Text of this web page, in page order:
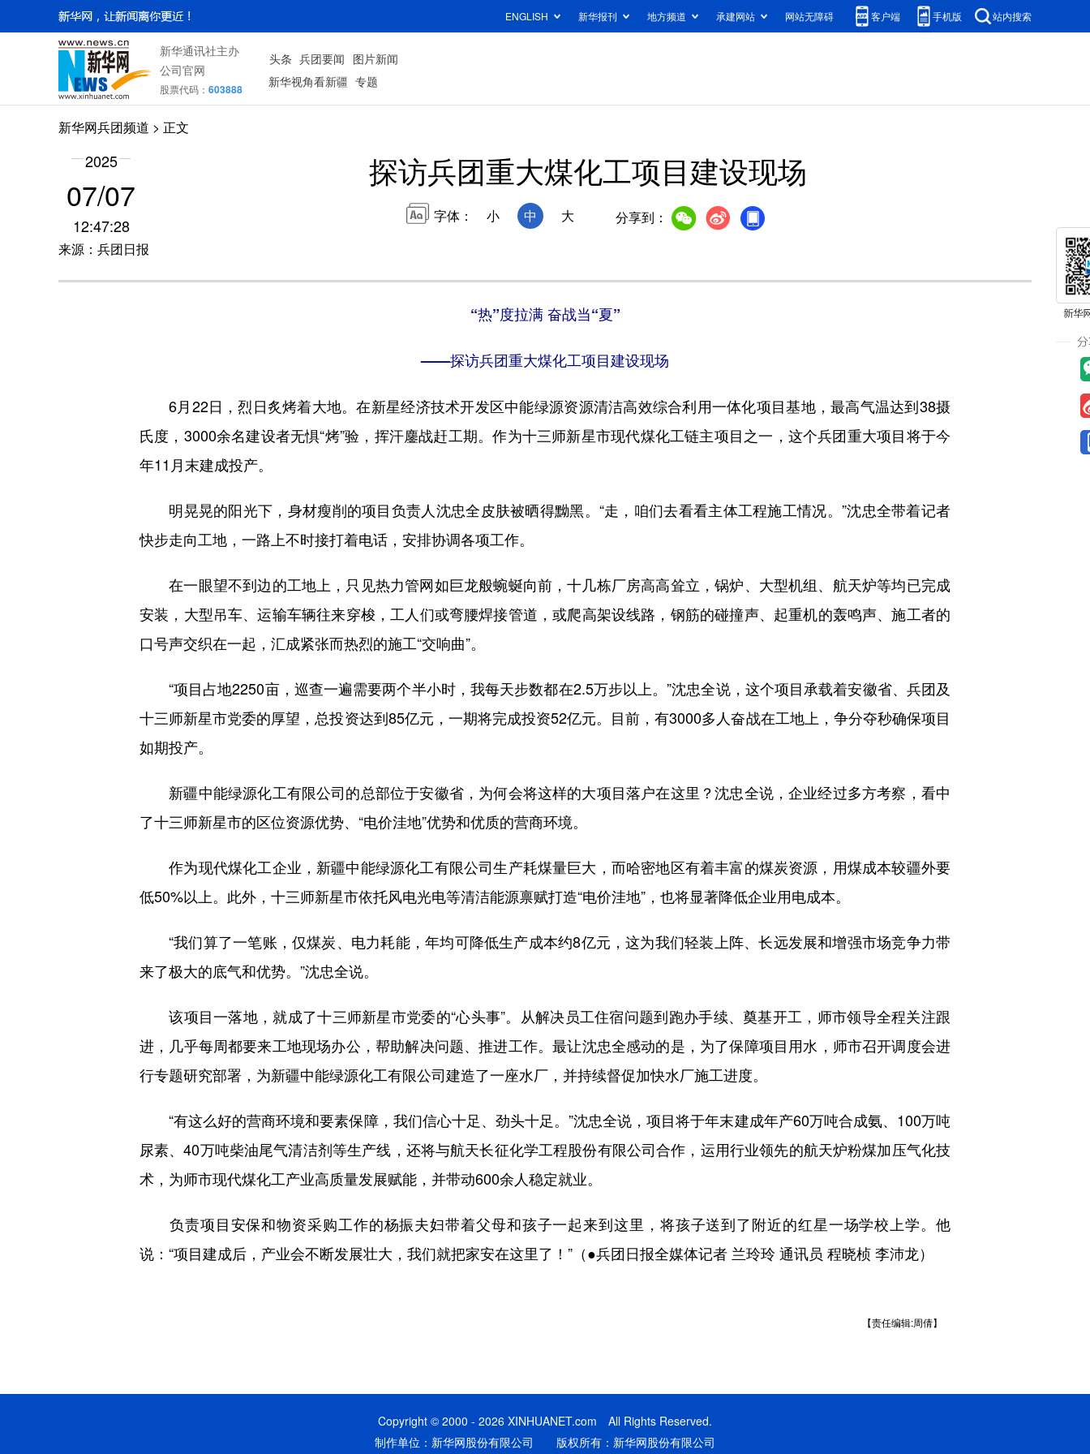
ENGLISH 新华报刊 地方频道 承建网站 网站无障碍 客户端 手机版 站内搜索
新华通讯社主办
公司官网
股票代码： 603888
头条 兵团要闻 图片新闻
新华视角看新疆 专题
新华网兵团频道 > 正文
2025
07/07
12:47:28
来源：兵团日报
探访兵团重大煤化工项目建设现场
字体： 小 中 大 分享到：
“热”度拉满 奋战当“夏”
——探访兵团重大煤化工项目建设现场
6月22日，烈日炙烤着大地。在新星经济技术开发区中能绿源资源清洁高效综合利用一体化项目基地，最高气温达到38摄
氏度，3000余名建设者无惧“烤”验，挥汗鏖战赶工期。作为十三师新星市现代煤化工链主项目之一，这个兵团重大项目将于今
年11月末建成投产。
明晃晃的阳光下，身材瘦削的项目负责人沈忠全皮肤被晒得黝黑。“走，咱们去看看主体工程施工情况。”沈忠全带着记者
快步走向工地，一路上不时接打着电话，安排协调各项工作。
在一眼望不到边的工地上，只见热力管网如巨龙般蜿蜒向前，十几栋厂房高高耸立，锅炉、大型机组、航天炉等均已完成
安装，大型吊车、运输车辆往来穿梭，工人们或弯腰焊接管道，或爬高架设线路，钢筋的碰撞声、起重机的轰鸣声、施工者的
口号声交织在一起，汇成紧张而热烈的施工“交响曲”。
“项目占地2250亩，巡查一遍需要两个半小时，我每天步数都在2.5万步以上。”沈忠全说，这个项目承载着安徽省、兵团及
十三师新星市党委的厚望，总投资达到85亿元，一期将完成投资52亿元。目前，有3000多人奋战在工地上，争分夺秒确保项目
如期投产。
新疆中能绿源化工有限公司的总部位于安徽省，为何会将这样的大项目落户在这里？沈忠全说，企业经过多方考察，看中
了十三师新星市的区位资源优势、“电价洼地”优势和优质的营商环境。
作为现代煤化工企业，新疆中能绿源化工有限公司生产耗煤量巨大，而哈密地区有着丰富的煤炭资源，用煤成本较疆外要
低50%以上。此外，十三师新星市依托风电光电等清洁能源禀赋打造“电价洼地”，也将显著降低企业用电成本。
“我们算了一笔账，仅煤炭、电力耗能，年均可降低生产成本约8亿元，这为我们轻装上阵、长远发展和增强市场竞争力带
来了极大的底气和优势。”沈忠全说。
该项目一落地，就成了十三师新星市党委的“心头事”。从解决员工住宿问题到跑办手续、奠基开工，师市领导全程关注跟
进，几乎每周都要来工地现场办公，帮助解决问题、推进工作。最让沈忠全感动的是，为了保障项目用水，师市召开调度会进
行专题研究部署，为新疆中能绿源化工有限公司建造了一座水厂，并持续督促加快水厂施工进度。
“有这么好的营商环境和要素保障，我们信心十足、劲头十足。”沈忠全说，项目将于年末建成年产60万吨合成氨、100万吨
尿素、40万吨柴油尾气清洁剂等生产线，还将与航天长征化学工程股份有限公司合作，运用行业领先的航天炉粉煤加压气化技
术，为师市现代煤化工产业高质量发展赋能，并带动600余人稳定就业。
负责项目安保和物资采购工作的杨振夫妇带着父母和孩子一起来到这里，将孩子送到了附近的红星一场学校上学。他
说：“项目建成后，产业会不断发展壮大，我们就把家安在这里了！”（●兵团日报全媒体记者 兰玲玲 通讯员 程晓桢 李沛龙）
【责任编辑:周倩】
Copyright © 2000 - 2026 XINHUANET.com All Rights Reserved.
制作单位：新华网股份有限公司 版权所有：新华网股份有限公司